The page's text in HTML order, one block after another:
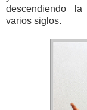
descendiendo la
varios siglos.